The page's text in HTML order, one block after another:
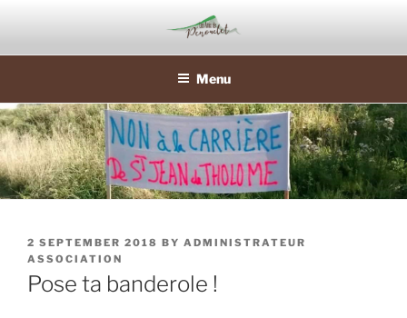
content
Menu
POSTED
ON
2 SEPTEMBER 2018 BY ADMINISTRATEUR
ASSOCIATION
Pose ta banderole !